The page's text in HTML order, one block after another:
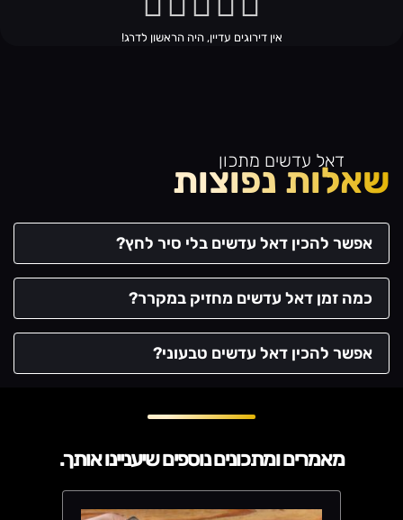
אין דירוגים עדיין, היה הראשון לדרג!
דאל עדשים מתכון
שאלות נפוצות
אפשר להכין דאל עדשים בלי סיר לחץ?
כמה זמן דאל עדשים מחזיק במקרר?
אפשר להכין דאל עדשים טבעוני?
מאמרים ומתכונים נוספים שיעניינו אותך.